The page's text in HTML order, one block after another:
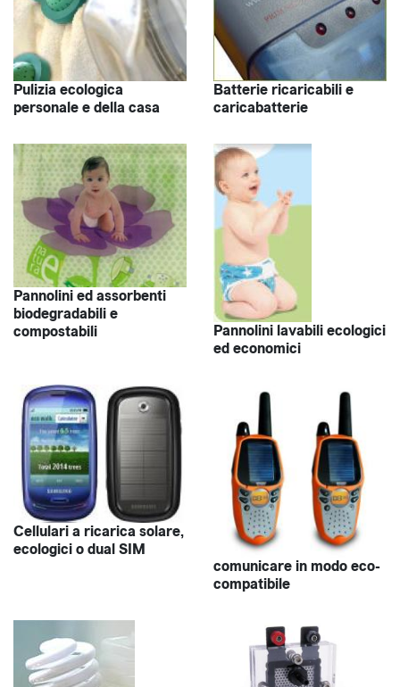
Pulizia ecologica
personale e della casa
Batterie ricaricabili e
caricabatterie
Pannolini ed assorbenti
biodegradabili e
compostabili
Pannolini lavabili ecologici
ed economici
Cellulari a ricarica solare,
ecologici o dual SIM
comunicare in modo eco-
compatibile